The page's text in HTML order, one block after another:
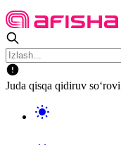
Juda qisqa qidiruv so‘rovi